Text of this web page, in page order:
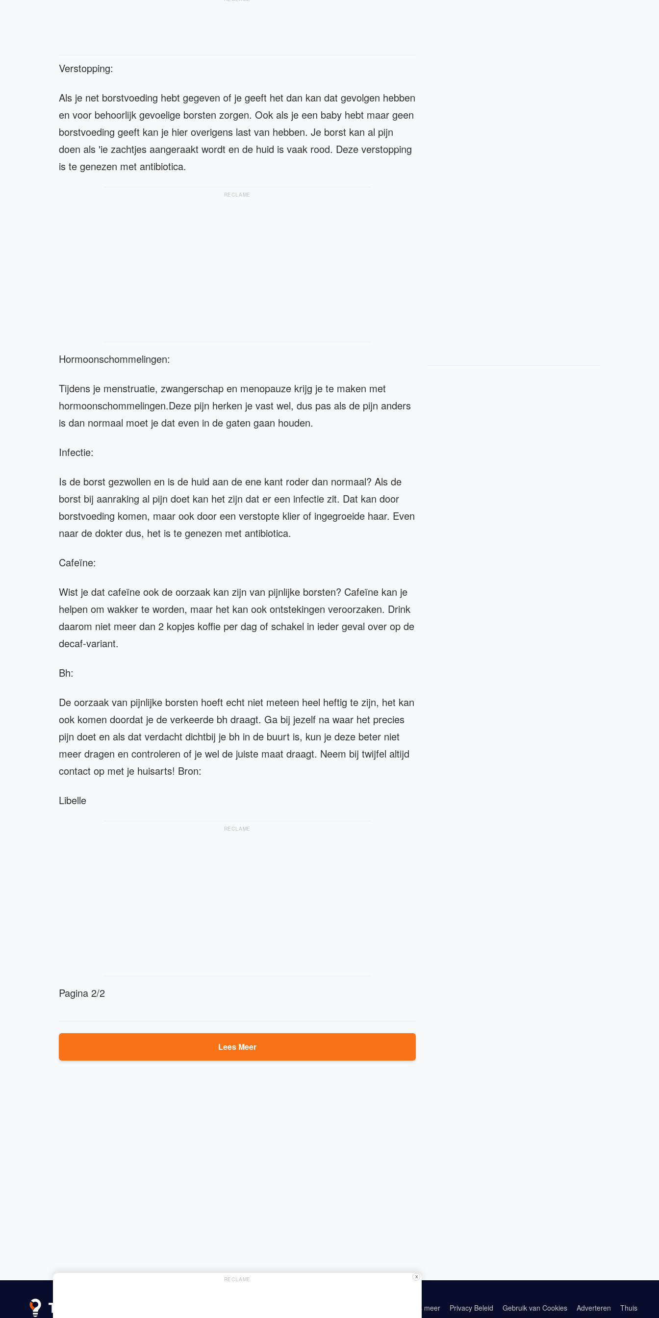
Verstopping:
Als je net borstvoeding hebt gegeven of je geeft het dan kan dat gevolgen hebben
en voor behoorlijk gevoelige borsten zorgen. Ook als je een baby hebt maar geen
borstvoeding geeft kan je hier overigens last van hebben. Je borst kan al pijn
doen als 'ie zachtjes aangeraakt wordt en de huid is vaak rood. Deze verstopping
is te genezen met antibiotica.
RECLAME
Hormoonschommelingen:
Tijdens je menstruatie, zwangerschap en menopauze krijg je te maken met
hormoonschommelingen.Deze pijn herken je vast wel, dus pas als de pijn anders
is dan normaal moet je dat even in de gaten gaan houden.
Infectie:
Is de borst gezwollen en is de huid aan de ene kant roder dan normaal? Als de
borst bij aanraking al pijn doet kan het zijn dat er een infectie zit. Dat kan door
borstvoeding komen, maar ook door een verstopte klier of ingegroeide haar. Even
naar de dokter dus, het is te genezen met antibiotica.
Cafeïne:
Wist je dat cafeïne ook de oorzaak kan zijn van pijnlijke borsten? Cafeïne kan je
helpen om wakker te worden, maar het kan ook ontstekingen veroorzaken. Drink
daarom niet meer dan 2 kopjes koffie per dag of schakel in ieder geval over op de
decaf-variant.
Bh:
De oorzaak van pijnlijke borsten hoeft echt niet meteen heel heftig te zijn, het kan
ook komen doordat je de verkeerde bh draagt. Ga bij jezelf na waar het precies
pijn doet en als dat verdacht dichtbij je bh in de buurt is, kun je deze beter niet
meer dragen en controleren of je wel de juiste maat draagt. Neem bij twijfel altijd
contact op met je huisarts! Bron:
Libelle
RECLAME
Pagina 2/2
Lees Meer
Lees meer Privacy Beleid Gebruik van Cookies Adverteren Thuis
RECLAME X